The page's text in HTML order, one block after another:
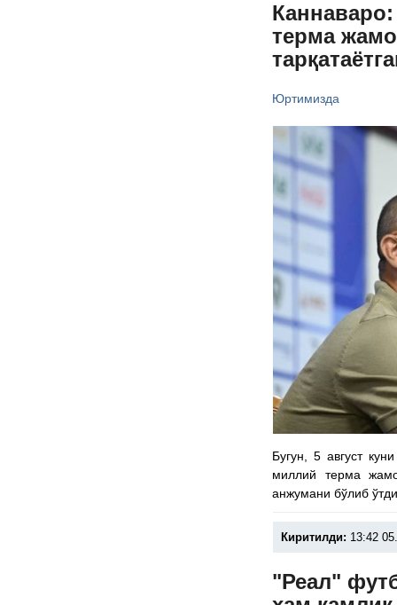
терма
Юртимизда
Бугун, 5 август
миллий терма
анжумани бўлиб
Киритилди: 13:42
"Реал"